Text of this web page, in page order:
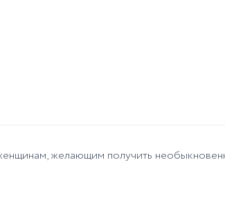
желающим получить